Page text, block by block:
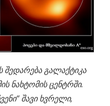
შედარება გალაქტიკა
ნახტომის ცენტრში.
შავი ხვრელი,